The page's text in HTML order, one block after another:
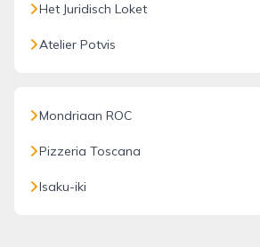
Het Juridisch Loket
Atelier Potvis
Mondriaan ROC
Pizzeria Toscana
Isaku-iki